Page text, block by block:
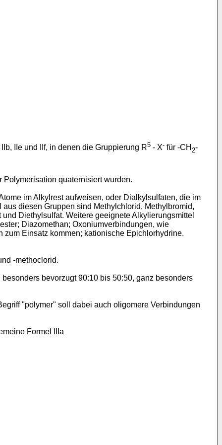
IIe und IIf, in denen die Gruppierung R5 - X- für -CH 2-
quaternisiert wurden.
im Alkylrest aufweisen, oder Dialkylsulfaten, die im
diesen Gruppen sind Methylchlorid, Methylbromid,
Diethylsulfat. Weitere geeignete Alkylierungsmittel
Diazomethan; Oxoniumverbindungen, wie
Einsatz kommen; kationische Epichlorhydrine.
-methoclorid.
bevorzugt 90:10 bis 50:50, ganz besonders
"polymer" soll dabei auch oligomere Verbindungen
Formel IIIa